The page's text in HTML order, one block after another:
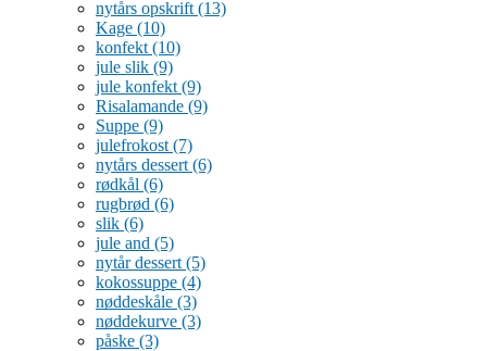
nytårs opskrift (13)
Kage (10)
konfekt (10)
jule slik (9)
jule konfekt (9)
Risalamande (9)
Suppe (9)
julefrokost (7)
nytårs dessert (6)
rødkål (6)
rugbrød (6)
slik (6)
jule and (5)
nytår dessert (5)
kokossuppe (4)
nøddeskåle (3)
nøddekurve (3)
påske (3)